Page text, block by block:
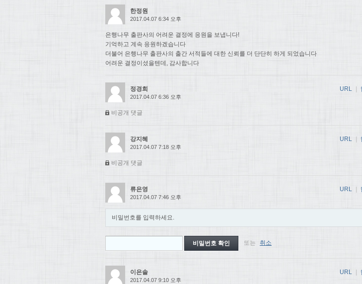
한정원
2017.04.07 6:34 오후
은행나무 출판사의 어려운 결정에 응원을 보냅니다!
기억하고 계속 응원하겠습니다
더불어 은행나무 출판사의 출간 서적들에 대한 신뢰를 더 단단히 하게 되었습니다
어려운 결정이셨을텐데, 감사합니다
정경희
2017.04.07 6:36 오후
비공개 댓글
URL
강지혜
2017.04.07 7:18 오후
비공개 댓글
URL
류은영
2017.04.07 7:46 오후
비밀번호를 입력하세요.
또는 취소
URL
이은솔
2017.04.07 9:10 오후
URL